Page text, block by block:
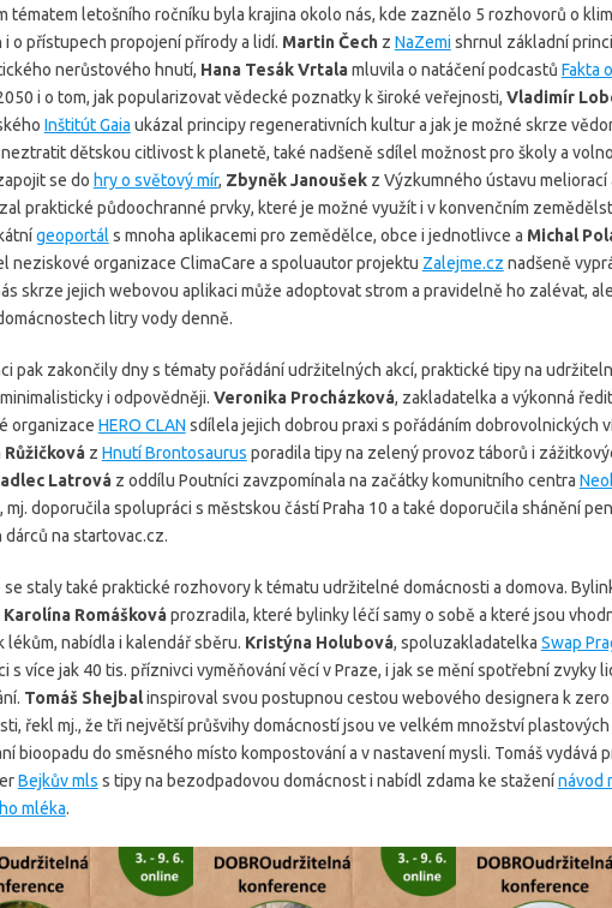
tématem letošního ročníku byla krajina okolo nás, kde zaznělo 5 rozhovorů o
i o přístupech propojení přírody a lidí. Martin Čechz NaZemi shrnul základní
nerůstového hnutí, Hana Tesák Vrtalamluvila o natáčení podcastů Fakta
i o tom, jak popularizovat vědecké poznatky k široké veřejnosti, Vladimír
Inštitút Gaia ukázal principy regenerativních kultur a jak je možné skrze
dětskou citlivost k planetě, také nadšeně sdílel možnost pro školy a
se do hry o světový mír, Zbyněk Janoušekz Výzkumného ústavu meliorací
praktické půdoochranné prvky, které je možné využít i v konvenčním
geoportál s mnoha aplikacemi pro zemědělce, obce i jednotlivce a Michal
neziskové organizace ClimaCare a spoluautor projektu Zalejme.cz nadšeně
skrze jejich webovou aplikaci může adoptovat strom a pravidelně ho zalévat,
litry vody denně.
pak zakončily dny s tématy pořádání udržitelných akcí, praktické tipy na
i odpovědněji. Veronika Procházková, zakladatelka a výkonná
organizace HERO CLAN sdílela jejich dobrou praxi s pořádáním dobrovolnických
z Hnutí Brontosaurus poradila tipy na zelený provoz táborů i
Latrováz oddílu Poutníci zavzpomínala na začátky komunitního centra
, mj. doporučila spolupráci s městskou částí Praha 10 a také doporučila shánění
dárců na startovac.cz.
staly také praktické rozhovory k tématu udržitelné domácnosti a domova.
Karolína Romáškováprozradila, které bylinky léčí samy o sobě a které jsou
lékům, nabídla i kalendář sběru. Kristýna Holubová, spoluzakladatelka Swap
s více jak 40 tis. příznivci vyměňování věcí v Praze, i jak se mění spotřební zvyky
Tomáš Shejbalinspiroval svou postupnou cestou webového designera k
řekl mj., že tři největší průšvihy domácností jsou ve velkém množství plastových
bioopadu do směsného místo kompostování a v nastavení mysli. Tomáš vydává
Bejkův mls s tipy na bezodpadovou domácnost i nabídl zdama ke staženínávod
mléka.